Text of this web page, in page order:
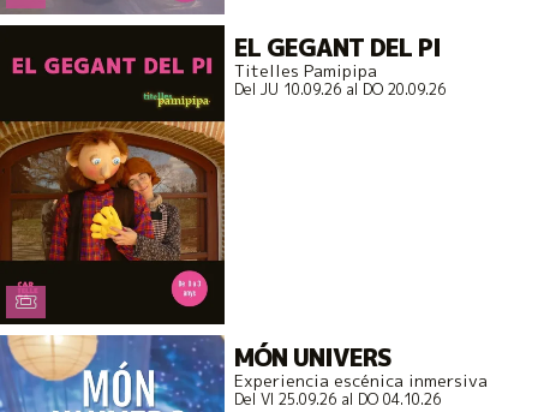
EL GEGANT DEL PI
Titelles Pamipipa
Del JU 10.09.26al DO 20.09.26
MÓN UNIVERS
Experiencia escénica inmersiva
Del VI 25.09.26al DO 04.10.26